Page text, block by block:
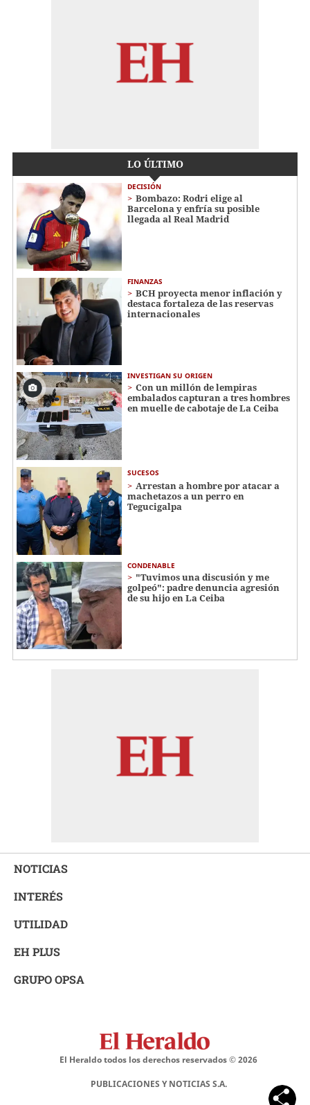
LO ÚLTIMO
DECISIÓN
Bombazo: Rodri elige al
Barcelona y enfría su posible
llegada al Real Madrid
FINANZAS
BCH proyecta menor inflación y
destaca fortaleza de las reservas
internacionales
INVESTIGAN SU ORIGEN
Con un millón de lempiras
embalados capturan a tres hombres
en muelle de cabotaje de La Ceiba
SUCESOS
Arrestan a hombre por atacar a
machetazos a un perro en
Tegucigalpa
CONDENABLE
"Tuvimos una discusión y me
golpeó": padre denuncia agresión
de su hijo en La Ceiba
NOTICIAS
INTERÉS
UTILIDAD
EH PLUS
GRUPO OPSA
El Heraldo todos los derechos reservados ©2026
PUBLICACIONES Y NOTICIAS S.A.